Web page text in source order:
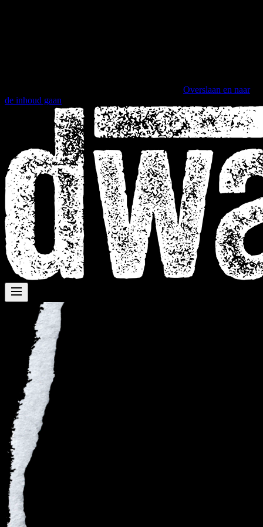
Overslaan en naar
de inhoud gaan